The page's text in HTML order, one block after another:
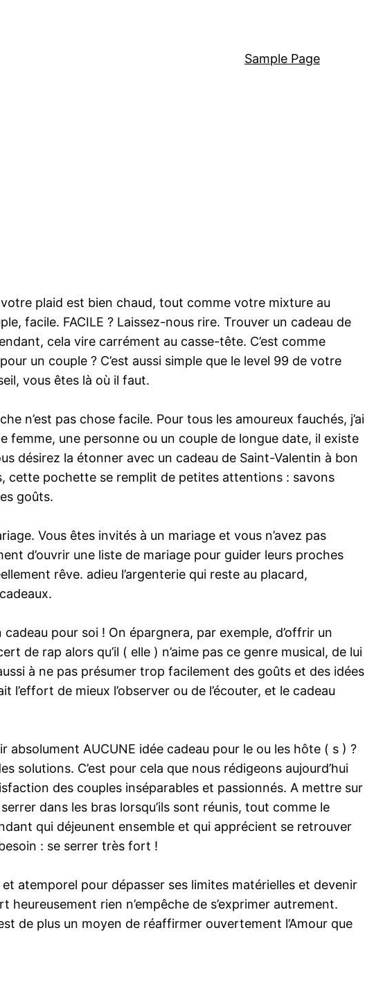
Sample Page
plaid est bien chaud, tout comme votre mixture au
facile. FACILE ? Laissez-nous rire. Trouver un cadeau de
cela vire carrément au casse-tête. C’est comme
un couple ? C’est aussi simple que le level 99 de votre
vous êtes là où il faut.
n’est pas chose facile. Pour tous les amoureux fauchés, j’ai
femme, une personne ou un couple de longue date, il existe
désirez la étonner avec un cadeau de Saint-Valentin à bon
cette pochette se remplit de petites attentions : savons
goûts.
Vous êtes invités à un mariage et vous n’avez pas
d’ouvrir une liste de mariage pour guider leurs proches
rêve. adieu l’argenterie qui reste au placard,
pour soi ! On épargnera, par exemple, d’offrir un
de rap alors qu’il ( elle ) n’aime pas ce genre musical, de lui
à ne pas présumer trop facilement des goûts et des idées
de mieux l’observer ou de l’écouter, et le cadeau
absolument AUCUNE idée cadeau pour le ou les hôte ( s ) ?
C’est pour cela que nous rédigeons aujourd’hui
des couples inséparables et passionnés. A mettre sur
dans les bras lorsqu’ils sont réunis, tout comme le
qui déjeunent ensemble et qui apprécient se retrouver
: se serrer très fort !
atemporel pour dépasser ses limites matérielles et devenir
rien n’empêche de s’exprimer autrement.
de plus un moyen de réaffirmer ouvertement l’Amour que